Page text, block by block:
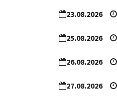
23.08.2026
25.08.2026
26.08.2026
27.08.2026